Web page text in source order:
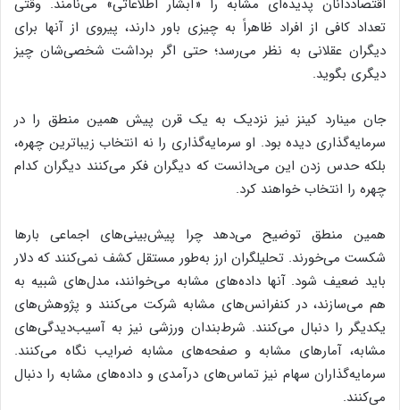
اقتصاددانان پدیده‌ای مشابه را «آبشار اطلاعاتی» می‌نامند. وقتی
تعداد کافی از افراد ظاهراً به چیزی باور دارند، پیروی از آنها برای
دیگران عقلانی به نظر می‌رسد؛ حتی اگر برداشت شخصی‌شان چیز
دیگری بگوید.
جان مینارد کینز نیز نزدیک به یک قرن پیش همین منطق را در
سرمایه‌گذاری دیده بود. او سرمایه‌گذاری را نه انتخاب زیباترین چهره،
بلکه حدس زدن این می‌دانست که دیگران فکر می‌کنند دیگران کدام
چهره را انتخاب خواهند کرد.
همین منطق توضیح می‌دهد چرا پیش‌بینی‌های اجماعی بارها
شکست می‌خورند. تحلیلگران ارز به‌طور مستقل کشف نمی‌کنند که دلار
باید ضعیف شود. آنها داده‌های مشابه می‌خوانند، مدل‌های شبیه به
هم می‌سازند، در کنفرانس‌های مشابه شرکت می‌کنند و پژوهش‌های
یکدیگر را دنبال می‌کنند. شرط‌بندان ورزشی نیز به آسیب‌دیدگی‌های
مشابه، آمارهای مشابه و صفحه‌های مشابه ضرایب نگاه می‌کنند.
سرمایه‌گذاران سهام نیز تماس‌های درآمدی و داده‌های مشابه را دنبال
می‌کنند.